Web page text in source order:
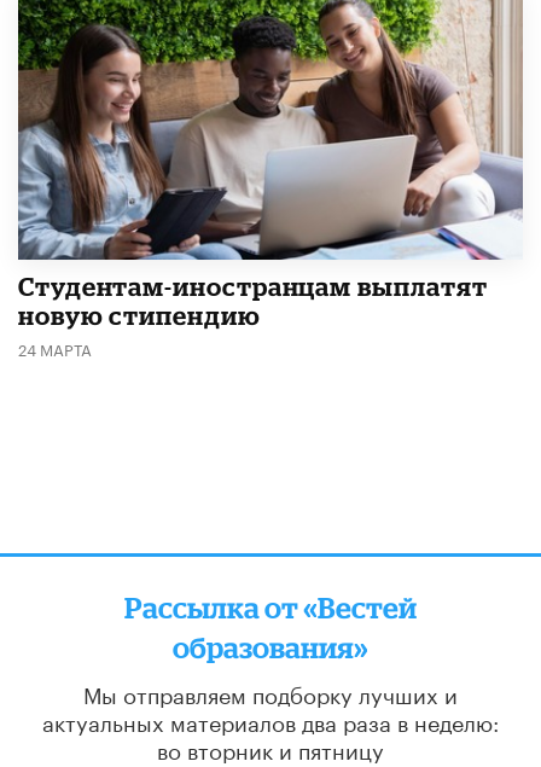
Студентам-иностранцам выплатят
новую стипендию
24 МАРТА
Рассылка от «Вестей
образования»
Мы отправляем подборку лучших и
актуальных материалов два раза в неделю:
во вторник и пятницу